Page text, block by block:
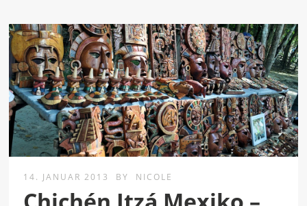
14. JANUAR 2013 BY NICOLE